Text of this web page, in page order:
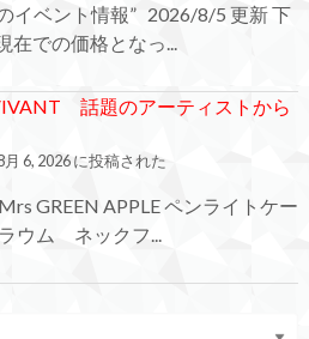
イベント情報” 2026/8/5 更新 下
在での価格となっ...
話題のアーティストから
月 6, 2026 に投稿された
GREEN APPLE ペンライトケー
ウム ネックフ...